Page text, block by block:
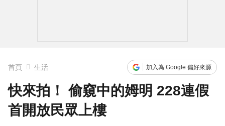
首頁 生活 加入為 Google 偏好來源
快來拍！ 偷窺中的姆明 228連假
首開放民眾上樓